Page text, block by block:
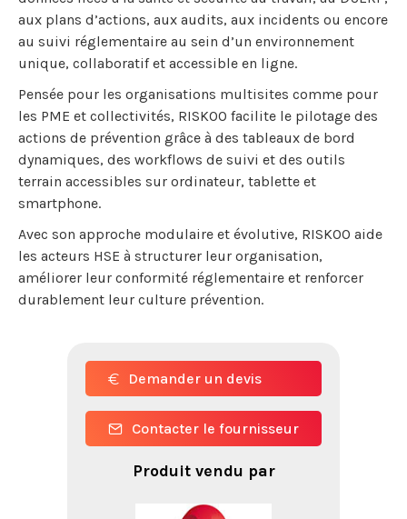
aux plans d’actions, aux audits, aux incidents ou encore
au suivi réglementaire au sein d’un environnement
unique, collaboratif et accessible en ligne.
Pensée pour les organisations multisites comme pour
les PME et collectivités, RISKOO facilite le pilotage des
actions de prévention grâce à des tableaux de bord
dynamiques, des workflows de suivi et des outils
terrain accessibles sur ordinateur, tablette et
smartphone.
Avec son approche modulaire et évolutive, RISKOO aide
les acteurs HSE à structurer leur organisation,
améliorer leur conformité réglementaire et renforcer
durablement leur culture prévention.
Demander un devis
Contacter le fournisseur
Produit vendu par